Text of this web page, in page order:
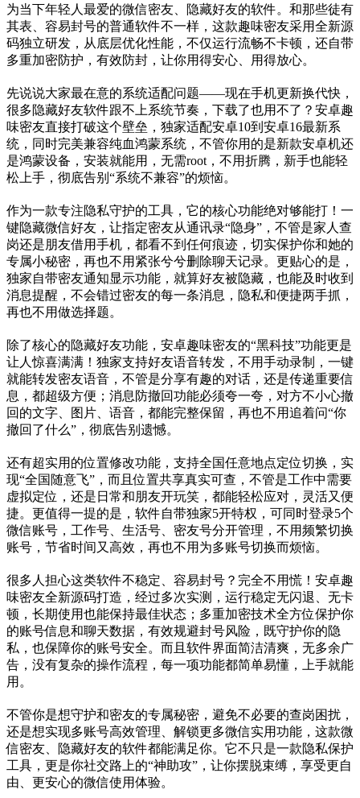
为当下年轻人最爱的微信密友、隐藏好友的软件。和那些徒有
其表、容易封号的普通软件不一样，这款趣味密友采用全新源
码独立研发，从底层优化性能，不仅运行流畅不卡顿，还自带
多重加密防护，有效防封，让你用得安心、用得放心。
先说说大家最在意的系统适配问题——现在手机更新换代快，
很多隐藏好友软件跟不上系统节奏，下载了也用不了？安卓趣
味密友直接打破这个壁垒，独家适配安卓10到安卓16最新系
统，同时完美兼容纯血鸿蒙系统，不管你用的是新款安卓机还
是鸿蒙设备，安装就能用，无需root，不用折腾，新手也能轻
松上手，彻底告别“系统不兼容”的烦恼。
作为一款专注隐私守护的工具，它的核心功能绝对够能打！一
键隐藏微信好友，让指定密友从通讯录“隐身”，不管是家人查
岗还是朋友借用手机，都看不到任何痕迹，切实保护你和她的
专属小秘密，再也不用紧张兮兮删除聊天记录。更贴心的是，
独家自带密友通知显示功能，就算好友被隐藏，也能及时收到
消息提醒，不会错过密友的每一条消息，隐私和便捷两手抓，
再也不用做选择题。
除了核心的隐藏好友功能，安卓趣味密友的“黑科技”功能更是
让人惊喜满满！独家支持好友语音转发，不用手动录制，一键
就能转发密友语音，不管是分享有趣的对话，还是传递重要信
息，都超级方便；消息防撤回功能必须夸一夸，对方不小心撤
回的文字、图片、语音，都能完整保留，再也不用追着问“你
撤回了什么”，彻底告别遗憾。
还有超实用的位置修改功能，支持全国任意地点定位切换，实
现“全国随意飞”，而且位置共享真实可查，不管是工作中需要
虚拟定位，还是日常和朋友开玩笑，都能轻松应对，灵活又便
捷。更值得一提的是，软件自带独家5开特权，可同时登录5个
微信账号，工作号、生活号、密友号分开管理，不用频繁切换
账号，节省时间又高效，再也不用为多账号切换而烦恼。
很多人担心这类软件不稳定、容易封号？完全不用慌！安卓趣
味密友全新源码打造，经过多次实测，运行稳定无闪退、无卡
顿，长期使用也能保持最佳状态；多重加密技术全方位保护你
的账号信息和聊天数据，有效规避封号风险，既守护你的隐
私，也保障你的账号安全。而且软件界面简洁清爽，无多余广
告，没有复杂的操作流程，每一项功能都简单易懂，上手就能
用。
不管你是想守护和密友的专属秘密，避免不必要的查岗困扰，
还是想实现多账号高效管理、解锁更多微信实用功能，这款微
信密友、隐藏好友的软件都能满足你。它不只是一款隐私保护
工具，更是你社交路上的“神助攻”，让你摆脱束缚，享受更自
由、更安心的微信使用体验。